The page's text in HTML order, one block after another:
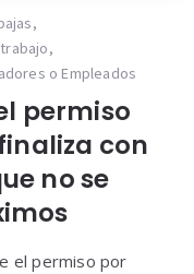
,
,
o Empleados
permiso
con
no se
el permiso por